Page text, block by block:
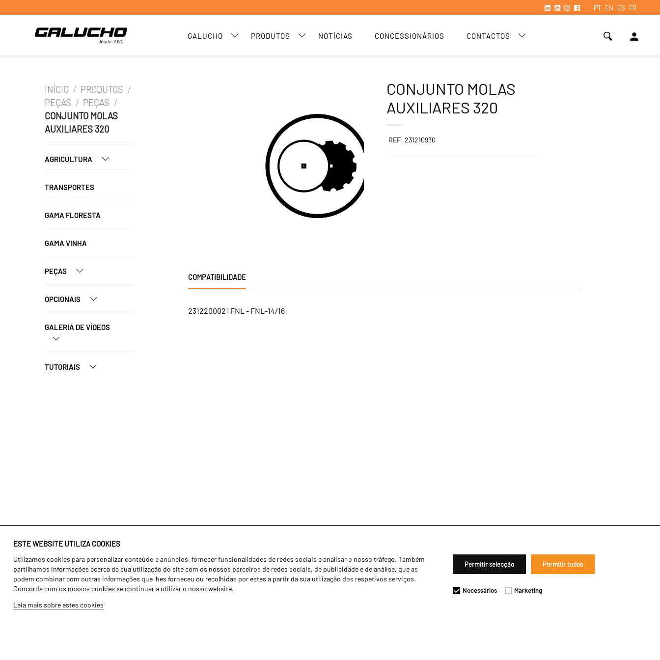
PT EN ES FR
GALUCHO PRODUTOS NOTÍCIAS CONCESSIONÁRIOS CONTACTOS person
ESTE WEBSITE UTILIZA COOKIES
Utilizamos cookies para personalizar conteúdo e anúncios, fornecer funcionalidades de redes sociais e analisar o nosso tráfego. Também
partilhamos informações acerca da sua utilização do site com os nossos parceiros de redes sociais, de publicidade e de análise, que as
podem combinar com outras informações que lhes forneceu ou recolhidas por estes a partir da sua utilização dos respetivos serviços.
Concorda com os nossos cookies se continuar a utilizar o nosso website.
Leia mais sobre estes cookies
Permitir selecção Permitir todos
Necessários Marketing
INÍCIO / PRODUTOS /
PEÇAS / PEÇAS /
CONJUNTO MOLAS
AUXILIARES 320
AGRICULTURA
TRANSPORTES
GAMA FLORESTA
GAMA VINHA
PEÇAS
OPCIONAIS
GALERIA DE VÍDEOS
TUTORIAIS
CONJUNTO MOLAS
AUXILIARES 320
REF: 231210930
COMPATIBILIDADE
231220002 | FNL - FNL-14/16
Identidade
História
Fábrica / Produção
Recursos Humanos
Agricultura
Transportes
Gama Floresta
Notícias
Concessionários